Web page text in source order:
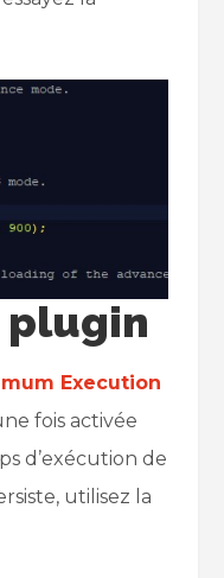
plugin
Execution
fois activée
d’exécution de
utilisez la